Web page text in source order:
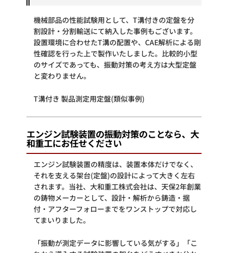
機械部品の性能試験用として、T溝付きの定盤を分
割設計・分割輸送にて納入した事例もございます。
設置環境に合わせたT溝の配置や、CAE解析による剛
性確認を行った上で製作いたしました。比較的小型
のサイズであっても、振動対策の考え方は大型定盤
と変わりません。
T溝付き 製品測定用定盤(類似事例)
エンジン試験装置の振動対策のことなら、大
和重工にお任せください
エンジン試験装置の精度は、装置本体だけでなく、
それを支える架台(定盤)の設計によって大きく左右
されます。当社、大和重工株式会社は、天保2年創業
の鋳物メーカーとして、設計・解析から鋳造・据
付・アフターフォローまでをワンストップで対応し
てまいりました。
「振動が測定データに影響している気がする」「こ